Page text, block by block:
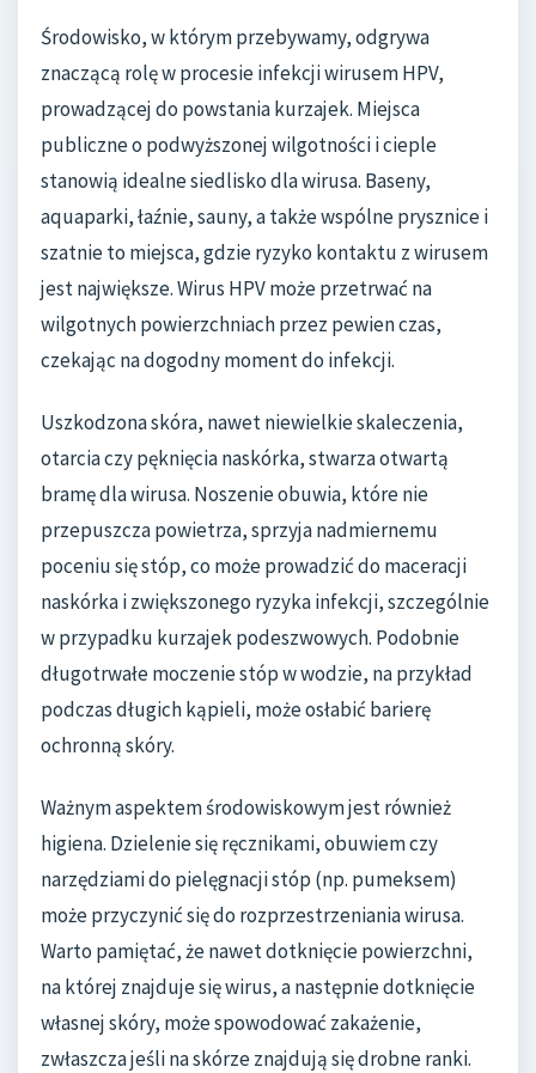
Środowisko, w którym przebywamy, odgrywa
znaczącą rolę w procesie infekcji wirusem HPV,
prowadzącej do powstania kurzajek. Miejsca
publiczne o podwyższonej wilgotności i cieple
stanowią idealne siedlisko dla wirusa. Baseny,
aquaparki, łaźnie, sauny, a także wspólne prysznice i
szatnie to miejsca, gdzie ryzyko kontaktu z wirusem
jest największe. Wirus HPV może przetrwać na
wilgotnych powierzchniach przez pewien czas,
czekając na dogodny moment do infekcji.
Uszkodzona skóra, nawet niewielkie skaleczenia,
otarcia czy pęknięcia naskórka, stwarza otwartą
bramę dla wirusa. Noszenie obuwia, które nie
przepuszcza powietrza, sprzyja nadmiernemu
poceniu się stóp, co może prowadzić do maceracji
naskórka i zwiększonego ryzyka infekcji, szczególnie
w przypadku kurzajek podeszwowych. Podobnie
długotrwałe moczenie stóp w wodzie, na przykład
podczas długich kąpieli, może osłabić barierę
ochronną skóry.
Ważnym aspektem środowiskowym jest również
higiena. Dzielenie się ręcznikami, obuwiem czy
narzędziami do pielęgnacji stóp (np. pumeksem)
może przyczynić się do rozprzestrzeniania wirusa.
Warto pamiętać, że nawet dotknięcie powierzchni,
na której znajduje się wirus, a następnie dotknięcie
własnej skóry, może spowodować zakażenie,
zwłaszcza jeśli na skórze znajdują się drobne ranki.